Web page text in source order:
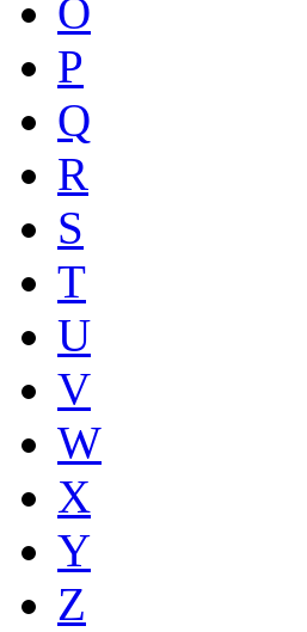
O
P
Q
R
S
T
U
V
W
X
Y
Z